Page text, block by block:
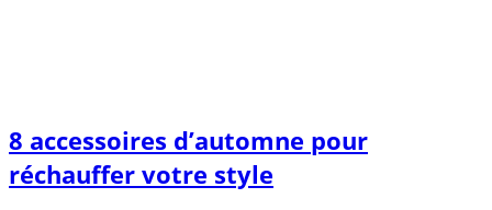
8 accessoires d’automne pour
réchauffer votre style